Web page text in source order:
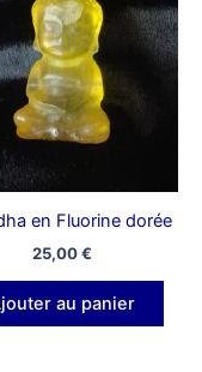
en Fluorine dorée
25,00€
au panier